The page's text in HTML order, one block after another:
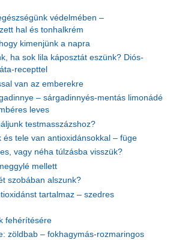
védelmében –
hal és tonhalkrém
kimenjünk a napra
ha sok lila káposztát eszünk? Diós-
recepttel
van az emberekre
– sárgadinnyés-mentás limonádé
leves
testmasszázshoz?
és tele van antioxidánsokkal – füge
vagy néha túlzásba visszük?
mellett
szobában alszunk?
tartalmaz – szedres
fehérítésére
zöldbab – fokhagymás-rozmaringos